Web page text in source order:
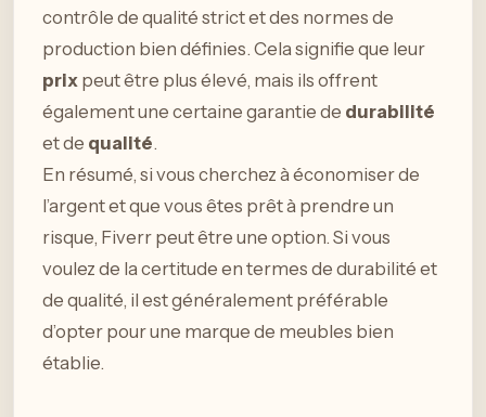
contrôle de qualité strict et des normes de
production bien définies. Cela signifie que leur
prix peut être plus élevé, mais ils offrent
également une certaine garantie de durabilité
et de qualité.
En résumé, si vous cherchez à économiser de
l’argent et que vous êtes prêt à prendre un
risque, Fiverr peut être une option. Si vous
voulez de la certitude en termes de durabilité et
de qualité, il est généralement préférable
d’opter pour une marque de meubles bien
établie.